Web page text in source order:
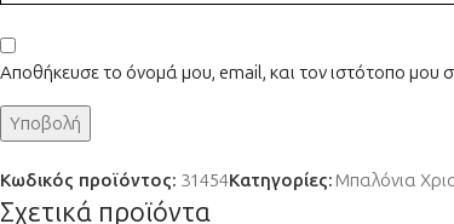
Αποθήκευσε το όνομά μου, email, και τον ιστότοπο
Κωδικός προϊόντος: 31454Κατηγορίες:Μπαλόνια
Σχετικά προϊόντα